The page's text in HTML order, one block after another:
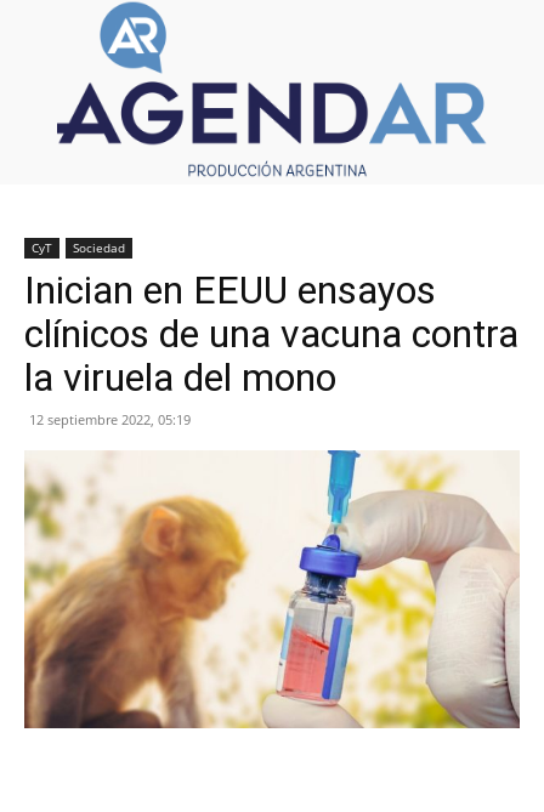
CyT Sociedad
Inician en EEUU ensayos
clínicos de una vacuna contra
la viruela del mono
12 septiembre 2022, 05:19